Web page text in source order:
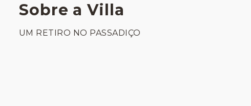
Sobre a Villa
UM RETIRO NO PASSADIÇO